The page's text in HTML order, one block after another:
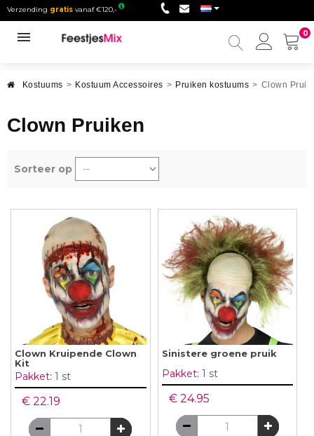
Verzending gratis vanaf €120,-
0
Mijn
Kostuums > Kostuum Accessoires > Pruiken kostuums > Clown
Clown Pruiken
Sorteer op
Clown Kruipende Clown
Kit
Pakket: 1 st
€ 22.19
Sinistere groene pruik
Pakket: 1 st
€ 24.95